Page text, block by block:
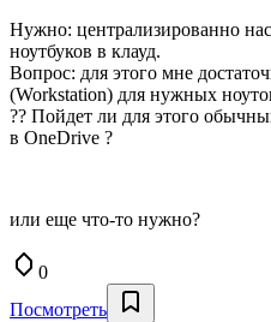
Нужно: централизированно
ноутбуков в клауд.
Вопрос: для этого мне
(Workstation) для нужных
?? Пойдет ли для этого
в OneDrive ?
или еще что-то нужно?
0
Посмотреть